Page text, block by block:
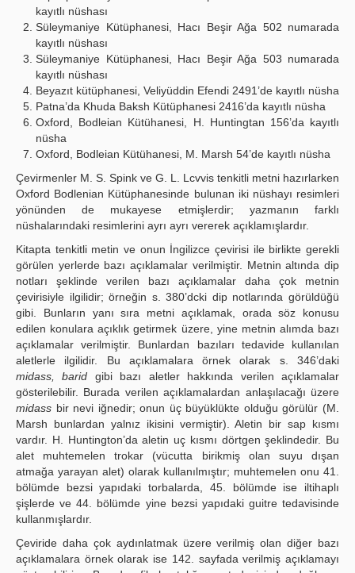
kayıtlı nüshası
Süleymaniye Kütüphanesi, Hacı Beşir Ağa 502 numarada
kayıtlı nüshası
Süleymaniye Kütüphanesi, Hacı Beşir Ağa 503 numarada
kayıtlı nüshası
Beyazıt kütüphanesi, Veliyüddin Efendi 2491’de kayıtlı nüsha
Patna’da Khuda Baksh Kütüphanesi 2416’da kayıtlı nüsha
Oxford, Bodleian Kütühanesi, H. Huntingtan 156’da kayıtlı
nüsha
Oxford, Bodleian Kütühanesi, M. Marsh 54’de kayıtlı nüsha
Çevirmenler M. S. Spink ve G. L. Lcvvis tenkitli metni hazırlarken
Oxford Bodlenian Kütüphanesinde bulunan iki nüshayı resimleri
yönünden de mukayese etmişlerdir; yazmanın farklı
nüshalarındaki resimlerini ayrı ayrı vererek açıklamışlardır.
Kitapta tenkitli metin ve onun İngilizce çevirisi ile birlikte gerekli
görülen yerlerde bazı açıklamalar verilmiştir. Metnin altında dip
notları şeklinde verilen bazı açıklamalar daha çok metnin
çevirisiyle ilgilidir; örneğin s. 380’dcki dip notlarında görüldüğü
gibi. Bunların yanı sıra metni açıklamak, orada söz konusu
edilen konulara açıklık getirmek üzere, yine metnin alımda bazı
açıklamalar verilmiştir. Bunlardan bazıları tedavide kullanılan
aletlerle ilgilidir. Bu açıklamalara örnek olarak s. 346’daki
midass, barid gibi bazı aletler hakkında verilen açıklamalar
gösterilebilir. Burada verilen açıklamalardan anlaşılacağı üzere
midass bir nevi iğnedir; onun üç büyüklükte olduğu görülür (M.
Marsh bunlardan yalnız ikisini vermiştir). Aletin bir sap kısmı
vardır. H. Huntington’da aletin uç kısmı dörtgen şeklindedir. Bu
alet muhtemelen trokar (vücutta birikmiş olan suyu dışan
atmağa yarayan alet) olarak kullanılmıştır; muhtemelen onu 41.
bölümde bezsi yapıdaki torbalarda, 45. bölümde ise iltihaplı
şişlerde ve 44. bölümde yine bezsi yapıdaki guitre tedavisinde
kullanmışlardır.
Çeviride daha çok aydınlatmak üzere verilmiş olan diğer bazı
açıklamalara örnek olarak ise 142. sayfada verilmiş açıklamayı